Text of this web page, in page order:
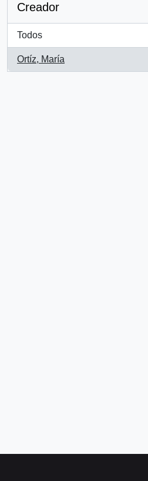
Creador
Todos
Ortíz, María
, 1 resultados